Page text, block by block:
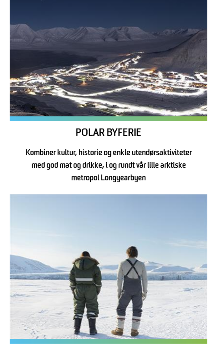
POLAR BYFERIE
Kombiner kultur, historie og enkle utendørsaktiviteter
med god mat og drikke, i og rundt vår lille arktiske
metropol Longyearbyen